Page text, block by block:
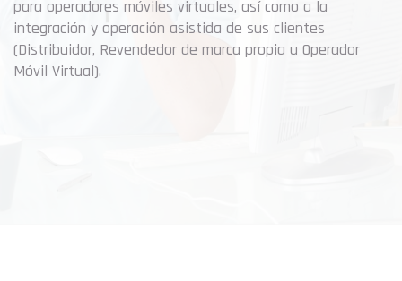
para operadores móviles virtuales, así como a la
integración y operación asistida de sus clientes
(Distribuidor, Revendedor de marca propia u Operador
Móvil Virtual).